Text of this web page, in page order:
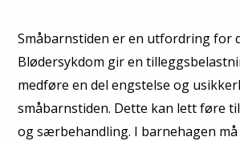
Småbarnstiden er en utfordring for
Blødersykdom gir en
medføre en del engstelse og
småbarnstiden. Dette kan lett føre
og særbehandling. I barnehagen